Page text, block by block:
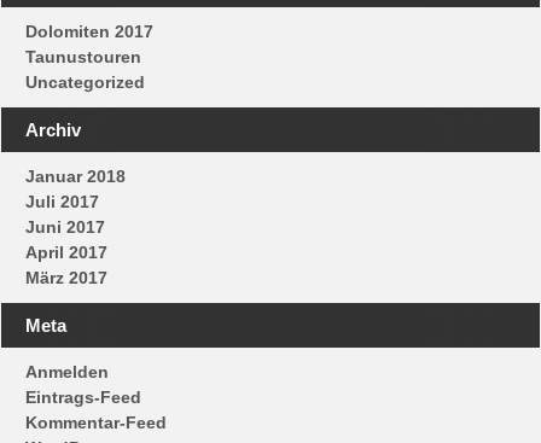
Dolomiten 2017
Taunustouren
Uncategorized
Archiv
Januar 2018
Juli 2017
Juni 2017
April 2017
März 2017
Meta
Anmelden
Eintrags-Feed
Kommentar-Feed